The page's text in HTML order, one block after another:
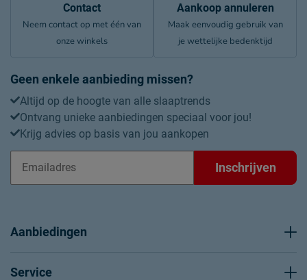
Contact
Neem contact op met één van
onze winkels
Aankoop annuleren
Maak eenvoudig gebruik van
je wettelijke bedenktijd
Geen enkele aanbieding missen?
Altijd op de hoogte van alle slaaptrends
Ontvang unieke aanbiedingen speciaal voor jou!
Krijg advies op basis van jou aankopen
Inschrijven
Aanbiedingen
Service